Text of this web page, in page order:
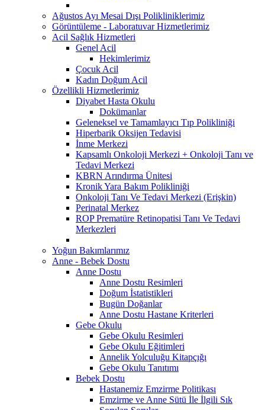
Ağustos Ayı Mesai Dışı Polikliniklerimiz
Görüntüleme - Laboratuvar Hizmetlerimiz
Acil Sağlık Hizmetleri
Genel Acil
Hekimlerimiz
Çocuk Acil
Kadın Doğum Acil
Özellikli Hizmetlerimiz
Diyabet Hasta Okulu
Dokümanlar
Geleneksel ve Tamamlayıcı Tıp Polikliniği
Hiperbarik Oksijen Tedavisi
İnme Merkezi
Kapsamlı Onkoloji Merkezi + Onkoloji Tanı ve
Tedavi Merkezi
KBRN Arındırma Ünitesi
Kronik Yara Bakım Polikliniği
Onkoloji Tanı Ve Tedavi Merkezi (Erişkin)
Perinatal Merkez
ROP Prematüre Retinopatisi Tanı Ve Tedavi
Merkezleri
Yoğun Bakımlarımız
Anne - Bebek Dostu
Anne Dostu
Anne Dostu Resimleri
Doğum İstatistikleri
Bugün Doğanlar
Anne Dostu Hastane Kriterleri
Gebe Okulu
Gebe Okulu Resimleri
Gebe Okulu Eğitimleri
Annelik Yolculuğu Kitapçığı
Gebe Okulu Tanıtımı
Bebek Dostu
Hastanemiz Emzirme Politikası
Emzirme ve Anne Sütü İle İlgili Sık